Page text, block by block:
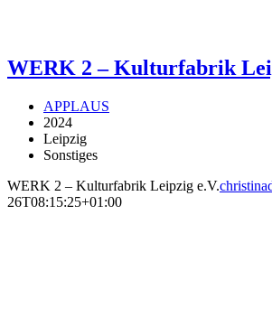
WERK 2 – Kulturfabrik
APPLAUS
2024
Leipzig
Sonstiges
WERK 2 – Kulturfabrik Leipzig e.V.
26T08:15:25+01:00